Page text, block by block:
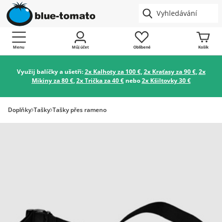
Menu Můj účet Oblíbené Košík
Využij balíčky a ušetři:2x Kalhoty za 100 €,2x Kraťasy za 90 €,2x
Mikiny za 80 €,2x Trička za 40 €nebo2x Kšiltovky 30 €
Doplňky Tašky Tašky přes rameno